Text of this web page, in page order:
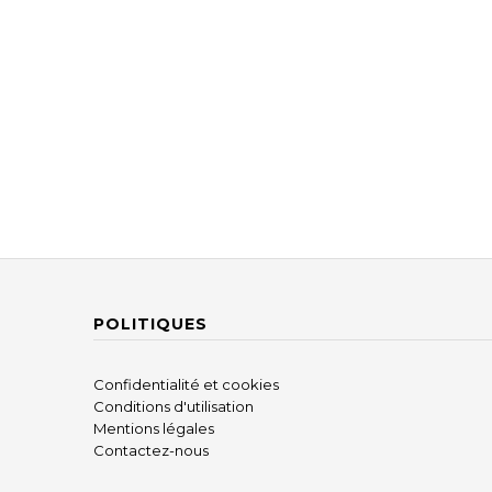
POLITIQUES
Confidentialité et cookies
Conditions d'utilisation
Mentions légales
Contactez-nous